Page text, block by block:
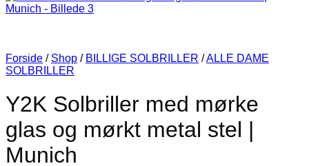
Forside / Shop / BILLIGE SOLBRILLER /ALLE DAME
SOLBRILLER
Y2K Solbriller med mørke
glas og mørkt metal stel |
Munich